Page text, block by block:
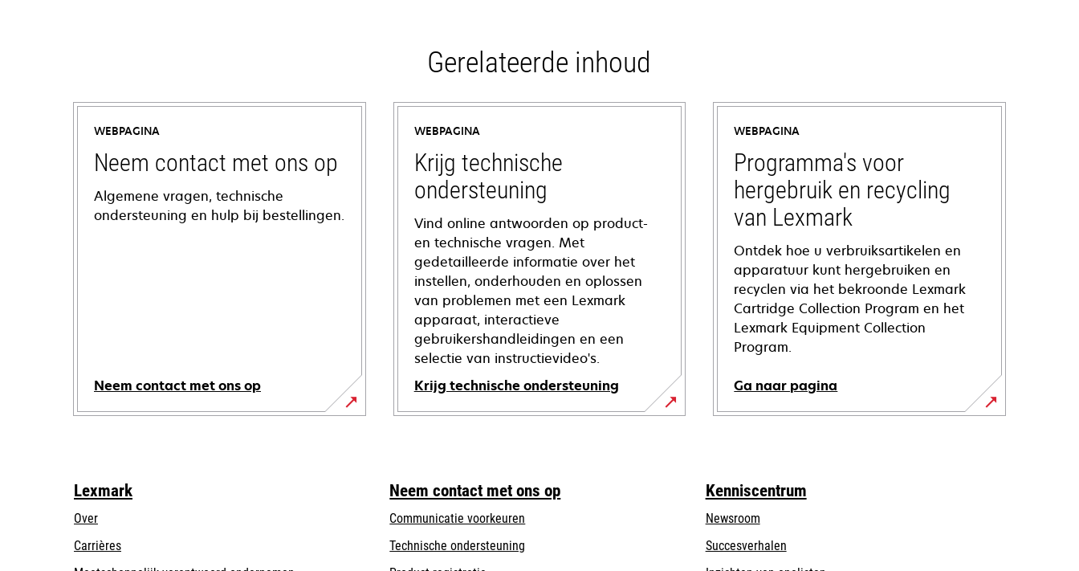
Gerelateerde inhoud
WEBPAGINA
Neem contact met ons op
Algemene vragen, technische
ondersteuning en hulp bij bestellingen.
Neem contact met ons op
WEBPAGINA
Krijg technische
ondersteuning
Vind online antwoorden op product-
en technische vragen. Met
gedetailleerde informatie over het
instellen, onderhouden en oplossen
van problemen met een Lexmark
apparaat, interactieve
gebruikershandleidingen en een
selectie van instructievideo's.
Krijg technische ondersteuning
opens
tab
WEBPAGINA
Programma's voor
hergebruik en recycling
van Lexmark
Ontdek hoe u verbruiksartikelen en
apparatuur kunt hergebruiken en
recyclen via het bekroonde Lexmark
Cartridge Collection Program en het
Lexmark Equipment Collection
Program.
Ga naar pagina
Lexmark
Over
Carrières
Neem contact met ons op
Communicatie voorkeuren
Technische ondersteuning
Kenniscentrum
Newsroom
Succesverhalen